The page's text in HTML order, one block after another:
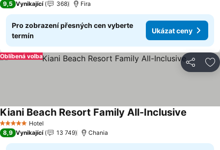
9,5 Vynikající 368 Fira
Pro zobrazení přesných cen vyberte
termín
Ukázat ceny
Sdílet
Oblíbená volba
5 Počet hvězdiček
Hotel
Kiani Beach Resort Family All-Inclusive
8,9 Vynikající 13 749 Chania